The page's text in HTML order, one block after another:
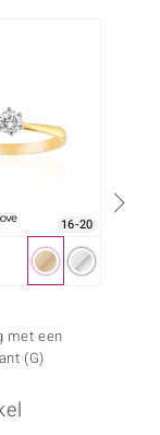
16-20
met een
(G)